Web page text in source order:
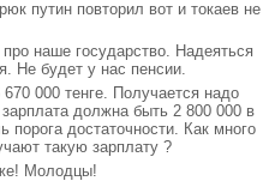
путин повторил вот и токаев не
наше государство. Надеяться
Не будет у нас пенсии.
000 тенге. Получается надо
должна быть 2 800 000 в
порога достаточности. Как много
такую зарплату ?
Молодцы!